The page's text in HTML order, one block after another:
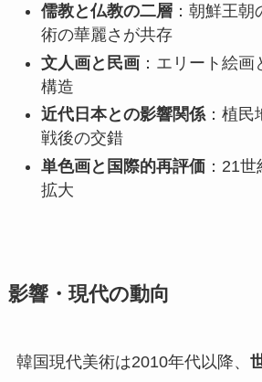
儒教と仏教の二層：朝鮮王朝
術の華麗さが共存
文人画と民画：エリート絵画
構造
近代日本との影響関係：植民
戦後の交錯
単色画と国際的再評価：21世
拡大
影響・現代の動向
韓国現代美術は2010年代以降、